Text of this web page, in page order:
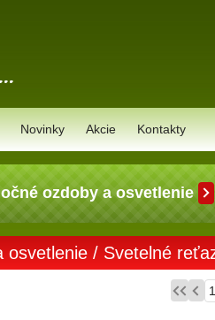
Novinky Akcie Kontakty
ozdoby a osvetlenie
osvetlenie/ Svetelné